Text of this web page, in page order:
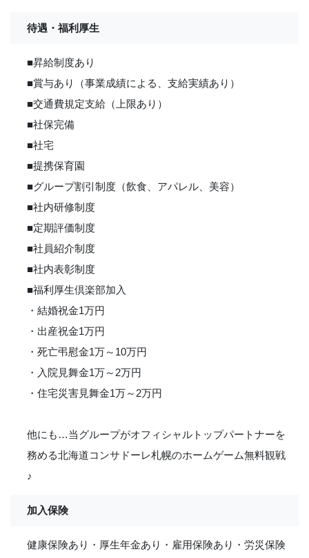
待遇・福利厚生
■昇給制度あり
■賞与あり（事業成績による、支給実績あり）
■交通費規定支給（上限あり）
■社保完備
■社宅
■提携保育園
■グループ割引制度（飲食、アパレル、美容）
■社内研修制度
■定期評価制度
■社員紹介制度
■社内表彰制度
■福利厚生倶楽部加入
・結婚祝金1万円
・出産祝金1万円
・死亡弔慰金1万～10万円
・入院見舞金1万～2万円
・住宅災害見舞金1万～2万円
他にも…当グループがオフィシャルトップパートナーを
務める北海道コンサドーレ札幌のホームゲーム無料観戦
♪
加入保険
健康保険あり・厚生年金あり・雇用保険あり・労災保険